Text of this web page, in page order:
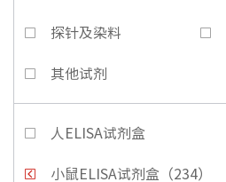
探针及染料
其他试剂
人ELISA试剂盒
小鼠ELISA试剂盒（234）